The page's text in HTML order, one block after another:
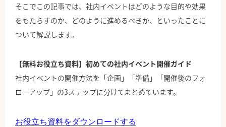
そこでこの記事では、社内イベントはどのような目的や効果
をもたらすのか、どのように進めるべきか、といったことに
ついて解説します。
【無料お役立ち資料】初めての社内イベント開催ガイド
社内イベントの開催方法を「企画」「準備」「開催後のフォ
ローアップ」の3ステップに分けてまとめています。
お役立ち資料をダウンロードする